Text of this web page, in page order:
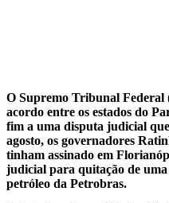
O Supremo Tribunal Federal
acordo entre os estados do
fim a uma disputa judicial
agosto, os governadores
tinham assinado em
judicial para quitação de
petróleo da Petrobras.